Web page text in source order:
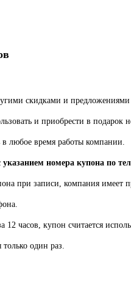
скидками и
и приобрести в подарок
любое время работы компании.
номера купона по
при записи, компания имеет
12 часов, купон считается
один раз.